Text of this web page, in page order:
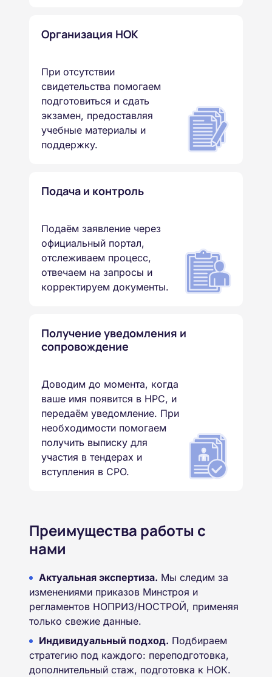
Организация НОК
При отсутствии
свидетельства помогаем
подготовиться и сдать
экзамен, предоставляя
учебные материалы и
поддержку.
Подача и контроль
Подаём заявление через
официальный портал,
отслеживаем процесс,
отвечаем на запросы и
корректируем документы.
Получение уведомления и
сопровождение
Доводим до момента, когда
ваше имя появится в НРС, и
передаём уведомление. При
необходимости помогаем
получить выписку для
участия в тендерах и
вступления в СРО.
Преимущества работы с
нами
Актуальная экспертиза. Мы следим за
изменениями приказов Минстроя и
регламентов НОПРИЗ/НОСТРОЙ, применяя
только свежие данные.
Индивидуальный подход. Подбираем
стратегию под каждого: переподготовка,
дополнительный стаж, подготовка к НОК.